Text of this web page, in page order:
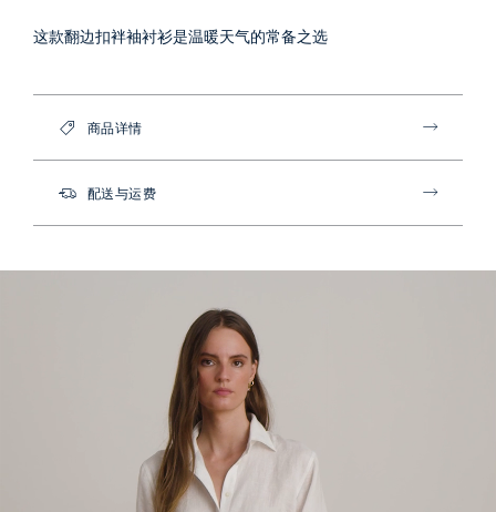
这款翻边扣袢袖衬衫是温暖天气的常备之选
商品详情
配送与运费